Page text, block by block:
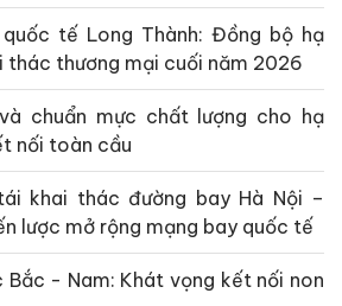
tế Long Thành: Đồng bộ hạ
thác thương mại cuối năm 2026
chuẩn mực chất lượng cho hạ
nối toàn cầu
khai thác đường bay Hà Nội –
lược mở rộng mạng bay quốc tế
- Nam: Khát vọng kết nối non